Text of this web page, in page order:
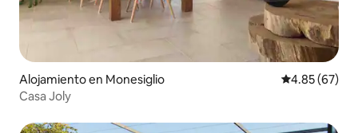
Alojamiento en Monesiglio Calificación
4.85 (67)
Casa Joly